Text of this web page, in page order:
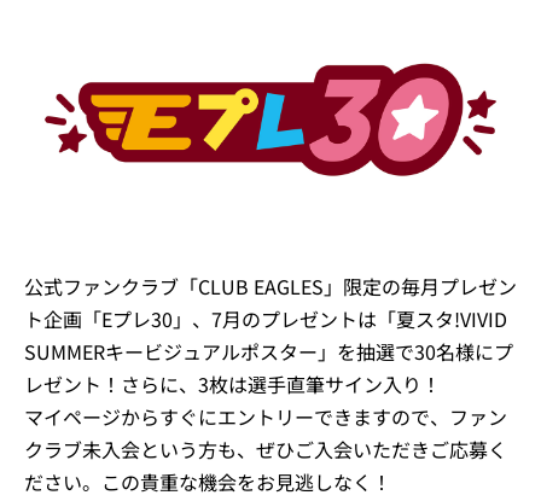
公式ファンクラブ「CLUB EAGLES」限定の毎月プレゼン
ト企画「Eプレ30」、7月のプレゼントは「夏スタ!VIVID
SUMMERキービジュアルポスター」を抽選で30名様にプ
レゼント！さらに、3枚は選手直筆サイン入り！
マイページからすぐにエントリーできますので、ファン
クラブ未入会という方も、ぜひご入会いただきご応募く
ださい。この貴重な機会をお見逃しなく！